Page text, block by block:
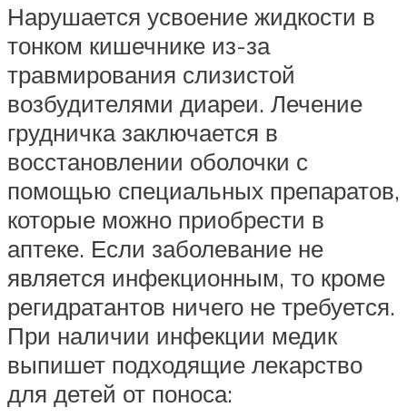
Нарушается усвоение жидкости в
тонком кишечнике из-за
травмирования слизистой
возбудителями диареи. Лечение
грудничка заключается в
восстановлении оболочки с
помощью специальных препаратов,
которые можно приобрести в
аптеке. Если заболевание не
является инфекционным, то кроме
регидратантов ничего не требуется.
При наличии инфекции медик
выпишет подходящие лекарство
для детей от поноса: